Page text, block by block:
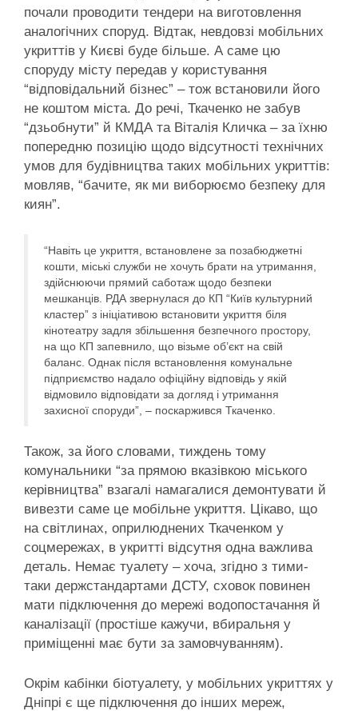
почали проводити тендери на виготовлення
аналогічних споруд. Відтак, невдовзі мобільних
укриттів у Києві буде більше. А саме цю
споруду місту передав у користування
“відповідальний бізнес” – тож встановили його
не коштом міста. До речі, Ткаченко не забув
“дзьобнути” й КМДА та Віталія Кличка – за їхню
попередню позицію щодо відсутності технічних
умов для будівництва таких мобільних укриттів:
мовляв, “бачите, як ми виборюємо безпеку для
киян”.
“Навіть це укриття, встановлене за позабюджетні
кошти, міські служби не хочуть брати на утримання,
здійснюючи прямий саботаж щодо безпеки
мешканців. РДА звернулася до КП “Київ культурний
кластер” з ініціативою встановити укриття біля
кінотеатру задля збільшення безпечного простору,
на що КП запевнило, що візьме об’єкт на свій
баланс. Однак після встановлення комунальне
підприємство надало офіційну відповідь у якій
відмовило відповідати за догляд і утримання
захисної споруди”, – поскаржився Ткаченко.
Також, за його словами, тиждень тому
комунальники “за прямою вказівкою міського
керівництва” взагалі намагалися демонтувати й
вивезти саме це мобільне укриття. Цікаво, що
на світлинах, оприлюднених Ткаченком у
соцмережах, в укритті відсутня одна важлива
деталь. Немає туалету – хоча, згідно з тими-
таки держстандартами ДСТУ, сховок повинен
мати підключення до мережі водопостачання й
каналізації (простіше кажучи, вбиральня у
приміщенні має бути за замовчуванням).
Окрім кабінки біотуалету, у мобільних укриттях у
Дніпрі є ще підключення до інших мереж,